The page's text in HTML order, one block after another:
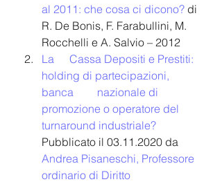
al 2011: che cosa ci dicono? di
R. De Bonis, F. Farabullini, M.
Rocchelli e A. Salvio – 2012
La 	Cassa Depositi e Prestiti:
holding di partecipazioni,
banca 	nazionale di
promozione o operatore del
turnaround industriale?
Pubblicato il 03.11.2020 da
Andrea Pisaneschi, Professore
ordinario di Diritto